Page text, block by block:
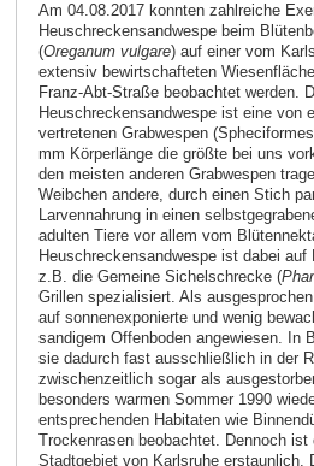
Am 04.08.2017 konnten zahlreiche
Heuschreckensandwespe beim
(Oreganum vulgare) auf einer vom
extensiv bewirtschafteten
Franz-Abt-Straße beobachtet werden.
Heuschreckensandwespe ist eine von
vertretenen Grabwespen
mm Körperlänge die größte bei uns
den meisten anderen Grabwespen
Weibchen andere, durch einen Stich
Larvennahrung in einen
adulten Tiere vor allem vom
Heuschreckensandwespe ist dabei auf
z.B. die Gemeine Sichelschrecke (
Grillen spezialisiert. Als
auf sonnenexponierte und wenig
sandigem Offenboden angewiesen. In
sie dadurch fast ausschließlich in der
zwischenzeitlich sogar als
besonders warmen Sommer 1990
entsprechenden Habitaten wie
Trockenrasen beobachtet. Dennoch ist
Stadtgebiet von Karlsruhe erstaunlich.